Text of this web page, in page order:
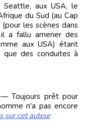
aux USA, le
du Sud (au Cap
(pour les scènes dans
a fallu amener des
aux USA) étant
que des conduites à
Toujours prêt pour
n'a pas encore
sur cet auteur